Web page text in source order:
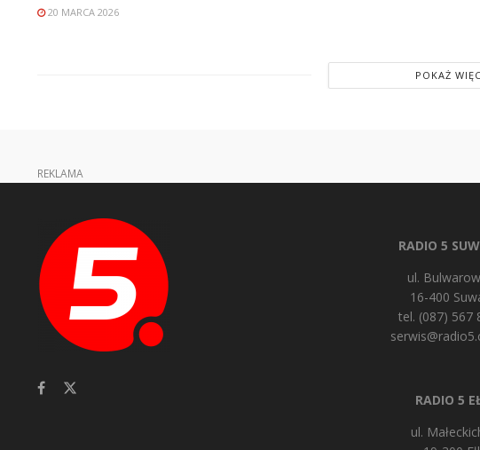
20 MARCA 2026
POKAŻ
REKLAMA
RADIO 5
ul.
16-400
tel. (087) 567
RADIO 5
ul.